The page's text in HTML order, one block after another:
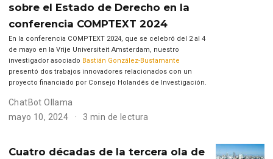
sobre el Estado de Derecho en la
conferencia COMPTEXT 2024
En la conferencia COMPTEXT 2024, que se celebró del 2 al 4
de mayo en la Vrije Universiteit Amsterdam, nuestro
investigador asociado Bastián González-Bustamante
presentó dos trabajos innovadores relacionados con un
proyecto financiado por Consejo Holandés de Investigación.
ChatBot Ollama
mayo 10, 2024
3 min de lectura
Cuatro décadas de la tercera ola de